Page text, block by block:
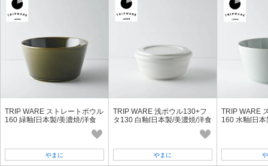
TRIP WARE ストレートボウル
160 緑釉[日本製/美濃焼/洋食
やまに
TRIP WARE 浅ボウル130+フ
タ130 白釉[日本製/美濃焼/洋食
やまに
TRIP WARE
160 水釉[日